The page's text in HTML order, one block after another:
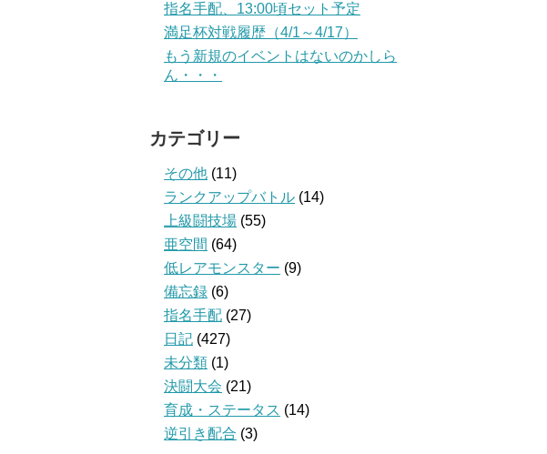
指名手配、13:00頃セット予定
満足杯対戦履歴（4/1～4/17）
もう新規のイベントはないのかしら
ん・・・
カテゴリー
その他 (11)
ランクアップバトル (14)
上級闘技場 (55)
亜空間 (64)
低レアモンスター (9)
備忘録 (6)
指名手配 (27)
日記 (427)
未分類 (1)
決闘大会 (21)
育成・ステータス (14)
逆引き配合 (3)